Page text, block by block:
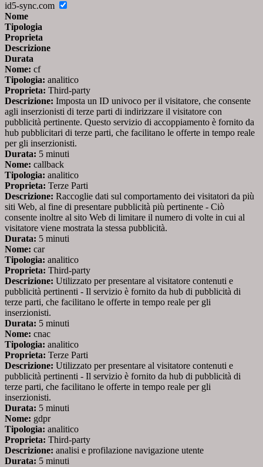
id5-sync.com
Nome
Tipologia
Proprieta
Descrizione
Durata
Nome: cf
Tipologia: analitico
Proprieta: Third-party
Descrizione: Imposta un ID univoco per il visitatore, che consente
agli inserzionisti di terze parti di indirizzare il visitatore con
pubblicità pertinente. Questo servizio di accoppiamento è fornito da
hub pubblicitari di terze parti, che facilitano le offerte in tempo reale
per gli inserzionisti.
Durata: 5 minuti
Nome: callback
Tipologia: analitico
Proprieta: Terze Parti
Descrizione: Raccoglie dati sul comportamento dei visitatori da più
siti Web, al fine di presentare pubblicità più pertinente - Ciò
consente inoltre al sito Web di limitare il numero di volte in cui al
visitatore viene mostrata la stessa pubblicità.
Durata: 5 minuti
Nome: car
Tipologia: analitico
Proprieta: Third-party
Descrizione: Utilizzato per presentare al visitatore contenuti e
pubblicità pertinenti - Il servizio è fornito da hub di pubblicità di
terze parti, che facilitano le offerte in tempo reale per gli
inserzionisti.
Durata: 5 minuti
Nome: cnac
Tipologia: analitico
Proprieta: Terze Parti
Descrizione: Utilizzato per presentare al visitatore contenuti e
pubblicità pertinenti - Il servizio è fornito da hub di pubblicità di
terze parti, che facilitano le offerte in tempo reale per gli
inserzionisti.
Durata: 5 minuti
Nome: gdpr
Tipologia: analitico
Proprieta: Third-party
Descrizione: analisi e profilazione navigazione utente
Durata: 5 minuti